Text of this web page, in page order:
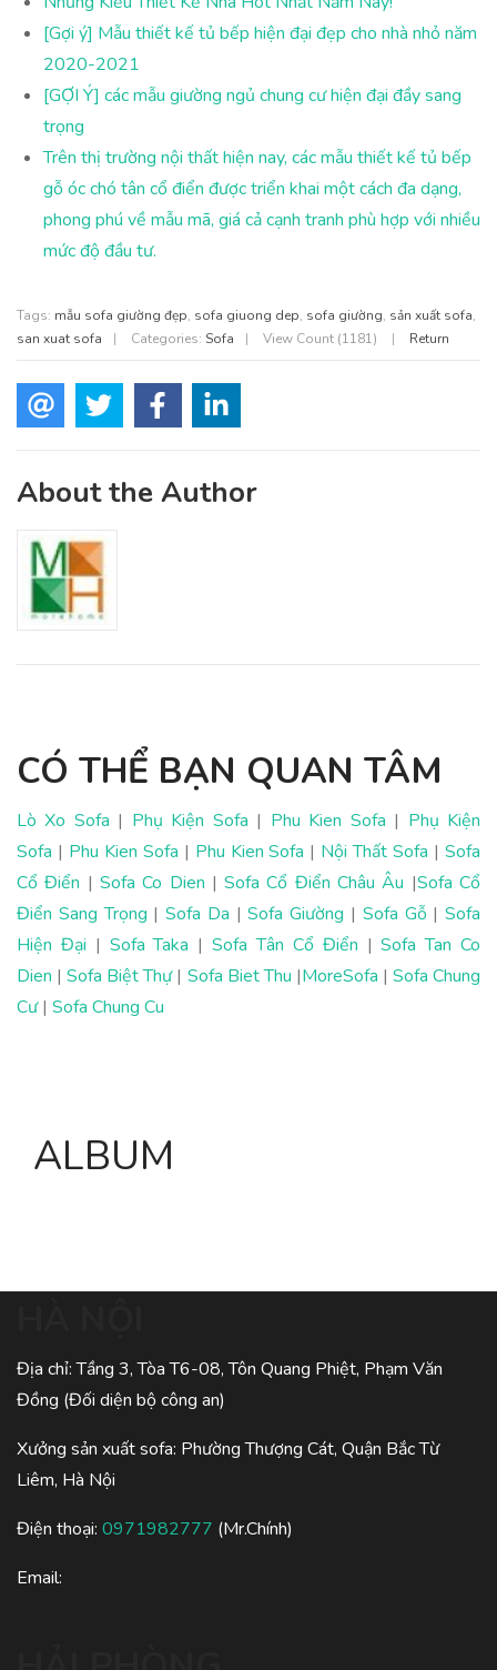
[Gợi ý] Mẫu thiết kế tủ bếp hiện đại đẹp cho nhà nhỏ năm
2020-2021
[GỢI Ý] các mẫu giường ngủ chung cư hiện đại đầy sang
trọng
Trên thị trường nội thất hiện nay, các mẫu thiết kế tủ bếp
gỗ óc chó tân cổ điển được triển khai một cách đa dạng,
phong phú về mẫu mã, giá cả cạnh tranh phù hợp với nhiều
mức độ đầu tư.
Tags: mẫu sofa giường đẹp, sofa giuong dep, sofa giường, sản xuất sofa,
san xuat sofa
| Categories: Sofa | View Count (1181) | Return
About the Author
CÓ THỂ BẠN QUAN TÂM
Lò Xo Sofa | Phụ Kiện Sofa | Phu Kien Sofa | Phụ Kiện
Sofa | Phu Kien Sofa | Phu Kien Sofa | Nội Thất Sofa |Sofa
Cổ Điển | Sofa Co Dien |Sofa Cổ Điển Châu Âu |Sofa Cổ
Điển Sang Trọng |Sofa Da |Sofa Giường | Sofa Gỗ|Sofa
Hiện Đại | Sofa Taka |Sofa Tân Cổ Điển |Sofa Tan Co
Dien |Sofa Biệt Thự| Sofa Biet Thu |MoreSofa | Sofa Chung
Cư| Sofa Chung Cu
ALBUM
Địa chỉ: Tầng 3, Tòa T6-08, Tôn Quang Phiệt, Phạm Văn
Đồng (Đối diện bộ công an)
Xưởng sản xuất sofa: Phường Thượng Cát, Quận Bắc Từ
Liêm, Hà Nội
Điện thoại: 0971982777 (Mr.Chính)
Email: